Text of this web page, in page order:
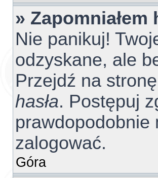
» Zapomniałem
Nie panikuj!
odzyskane, ale
Przejdź na
hasła. Postępuj
prawdopodobnie
zalogować.
Góra